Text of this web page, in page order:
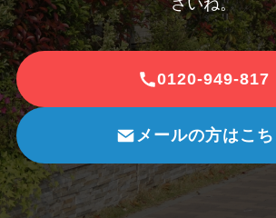
さいね。
0120-949-817
メールの方はこち